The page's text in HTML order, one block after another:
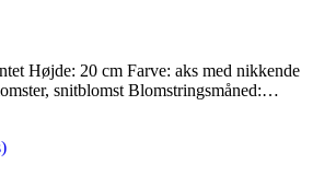
majalis Rosea
Højde: 20 cm Farve: aks med nikkende
snitblomst Blomstringsmåned:…